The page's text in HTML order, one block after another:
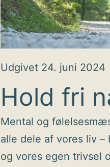
Udgivet 24. juni 2024
Hold fri
Mental og
alle dele af vores liv
og vores egen trivsel